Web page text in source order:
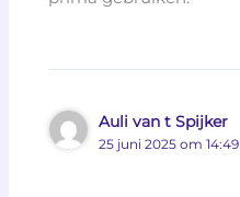
Auli van t Spijker
25 juni 2025 om 14:49